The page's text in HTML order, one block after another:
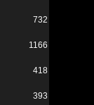
732
1166
418
393